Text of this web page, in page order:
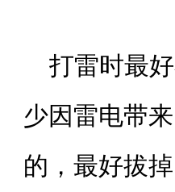
打雷时最好
少因雷电带
的，最好拔